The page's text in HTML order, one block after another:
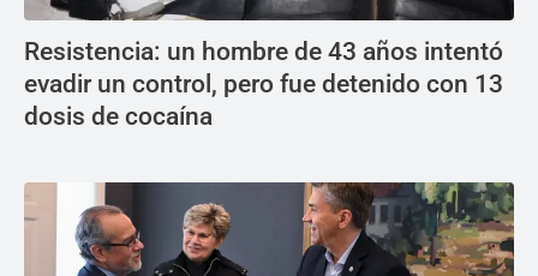
Resistencia: un hombre de 43 años intentó
evadir un control, pero fue detenido con 13
dosis de cocaína